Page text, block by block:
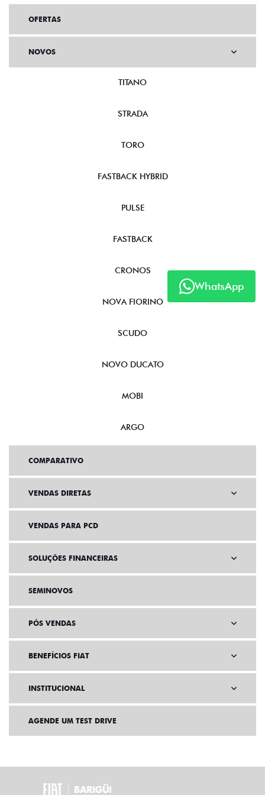
WhatsApp
OFERTAS
NOVOS
TITANO
STRADA
TORO
FASTBACK HYBRID
PULSE
FASTBACK
CRONOS
NOVA FIORINO
SCUDO
NOVO DUCATO
MOBI
ARGO
COMPARATIVO
VENDAS DIRETAS
VENDAS PARA PCD
SOLUÇÕES FINANCEIRAS
SEMINOVOS
PÓS VENDAS
BENEFÍCIOS FIAT
INSTITUCIONAL
AGENDE UM TEST DRIVE